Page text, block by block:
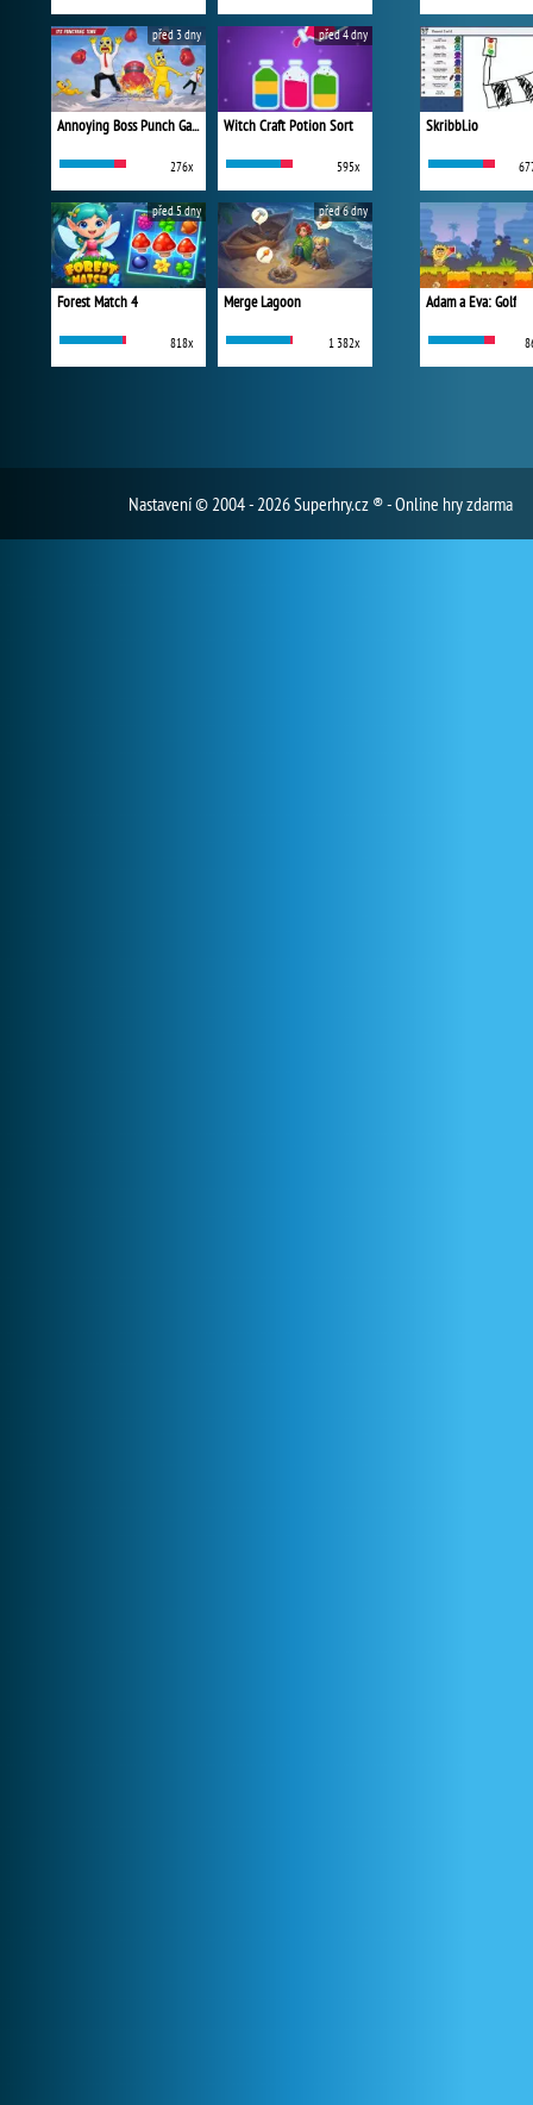
Annoying Boss Punch Game
276x
před 3 dny
Witch Craft Potion Sort
595x
před 4 dny
Forest Match 4
818x
před 5 dny
Merge Lagoon
1 382x
před 6 dny
Skribbl.io
Adam a Eva: Golf
Nastavení© 2004 - 2026 Superhry.cz ® - Online hry zdarma